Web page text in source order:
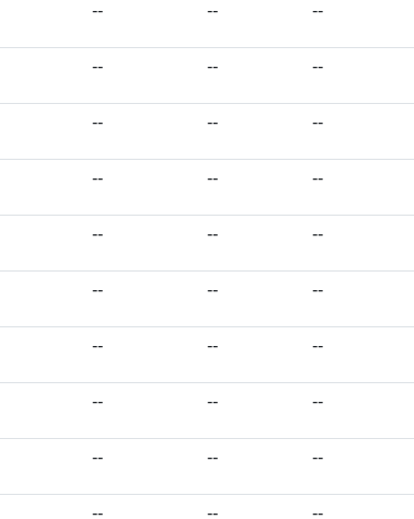
-- -- --
-- -- --
-- -- --
-- -- --
-- -- --
-- -- --
-- -- --
-- -- --
-- -- --
-- -- --